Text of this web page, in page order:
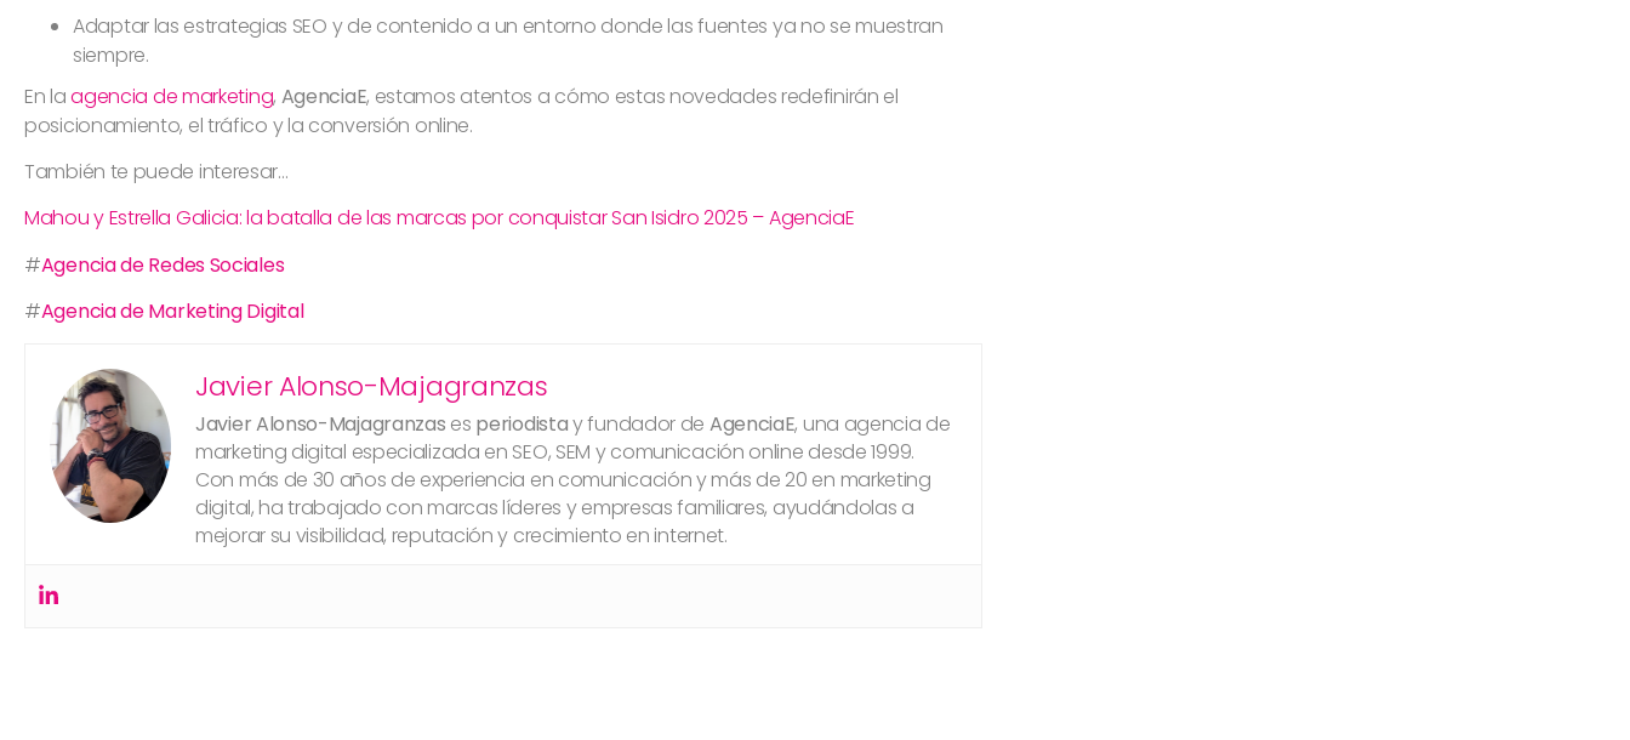
Adaptar las estrategias SEO y de contenido a un entorno donde las fuentes ya no se muestran
siempre.
En laagencia de marketing, AgenciaE, estamos atentos a cómo estas novedades redefinirán el
posicionamiento, el tráfico y la conversión online.
También te puede interesar…
Mahou y Estrella Galicia: la batalla de las marcas por conquistar San Isidro 2025 – AgenciaE
#Agencia de Redes Sociales
#Agencia de Marketing Digital
Javier Alonso-Majagranzas
Javier Alonso-Majagranzas es periodistay fundador de AgenciaE, una agencia de
marketing digital especializada en SEO, SEM y comunicación online desde 1999.
Con más de 30 años de experiencia en comunicación y más de 20 en marketing
digital, ha trabajado con marcas líderes y empresas familiares, ayudándolas a
mejorar su visibilidad, reputación y crecimiento en internet.